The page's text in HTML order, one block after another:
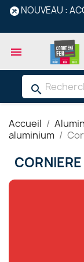
NOUVEAU :

search
Accueil
aluminium